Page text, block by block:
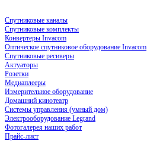
Спутниковые каналы
Спутниковые комплекты
Конвертеры Invacom
Оптическое спутниковое оборудование Invacom
Спутниковые ресиверы
Актуаторы
Розетки
Медиаплееры
Измерительное оборудование
Домашний кинотеатр
Системы управления (умный дом)
Электрооборудование Legrand
Фотогалерея наших работ
Прайс-лист